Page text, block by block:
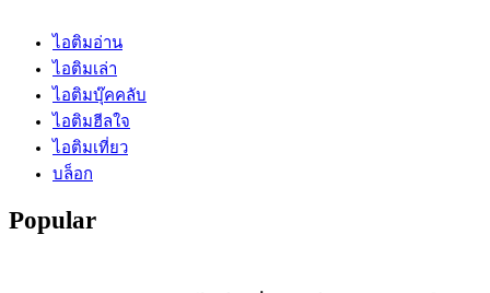
ไอติมอ่าน
ไอติมเล่า
ไอติมบุ๊คคลับ
ไอติมฮีลใจ
ไอติมเที่ยว
บล็อก
Popular